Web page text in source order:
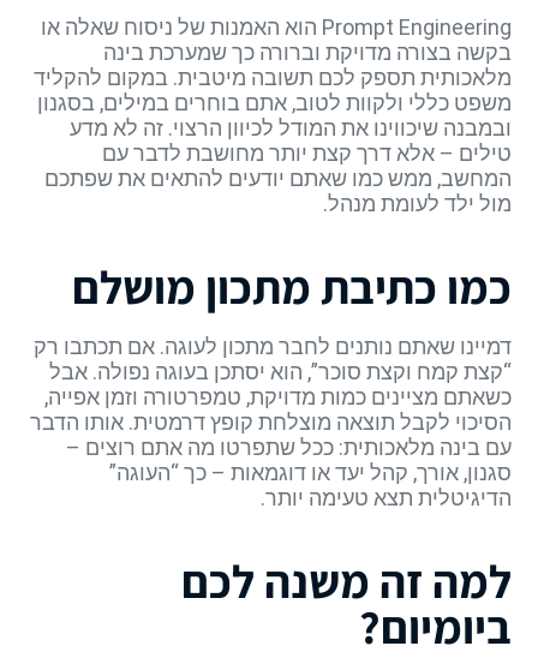
Prompt Engineering הוא האמנות של ניסוח שאלה או
בקשה בצורה מדויקת וברורה כך שמערכת בינה
מלאכותית תספק לכם תשובה מיטבית. במקום להקליד
משפט כללי ולקוות לטוב, אתם בוחרים במילים, בסגנון
ובמבנה שיכווינו את המודל לכיוון הרצוי. זה לא מדע
טילים – אלא דרך קצת יותר מחושבת לדבר עם
המחשב, ממש כמו שאתם יודעים להתאים את שפתכם
מול ילד לעומת מנהל.
כמו כתיבת מתכון מושלם
דמיינו שאתם נותנים לחבר מתכון לעוגה. אם תכתבו רק
“קצת קמח וקצת סוכר”, הוא יסתכן בעוגה נפולה. אבל
כשאתם מציינים כמות מדויקת, טמפרטורה וזמן אפייה,
הסיכוי לקבל תוצאה מוצלחת קופץ דרמטית. אותו הדבר
עם בינה מלאכותית: ככל שתפרטו מה אתם רוצים –
סגנון, אורך, קהל יעד או דוגמאות – כך “העוגה”
הדיגיטלית תצא טעימה יותר.
למה זה משנה לכם
ביומיום?